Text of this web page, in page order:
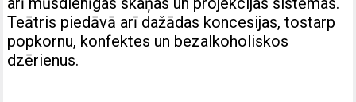
Teātris piedāvā arī dažādas koncesijas, tostarp
popkornu, konfektes un bezalkoholiskos
dzērienus.